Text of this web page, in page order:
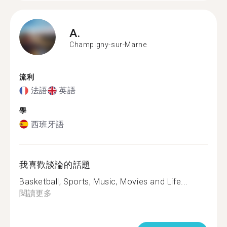
A.
Champigny-sur-Marne
流利
法語 英語
學
西班牙語
我喜歡談論的話題
Basketball, Sports, Music, Movies and Life...
閱讀更多